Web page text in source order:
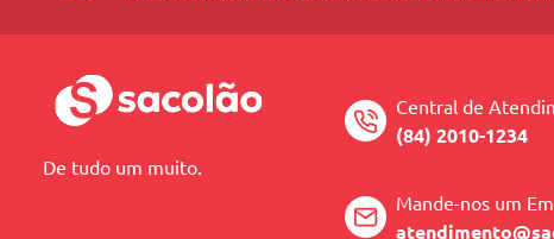
De tudo um muito.
Central de
(84) 2010-1234
Mande-nos um